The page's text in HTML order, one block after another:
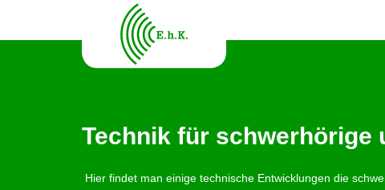
Technik für schwerhörige
Hier findet man einige technische Entwicklungen die